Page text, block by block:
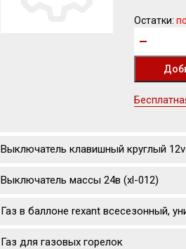
Остатки:
Выключатель клавишный круглый
Выключатель массы 24в (xl-012)
Газ в баллоне rexant всесезонный,
Газ для газовых горелок